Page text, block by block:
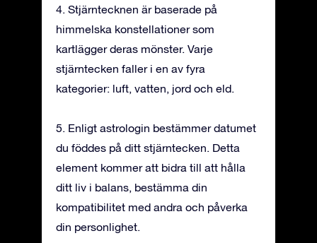
4. Stjärntecknen är baserade på
himmelska konstellationer som
kartlägger deras mönster. Varje
stjärntecken faller i en av fyra
kategorier: luft, vatten, jord och eld.
5. Enligt astrologin bestämmer datumet
du föddes på ditt stjärntecken. Detta
element kommer att bidra till att hålla
ditt liv i balans, bestämma din
kompatibilitet med andra och påverka
din personlighet.